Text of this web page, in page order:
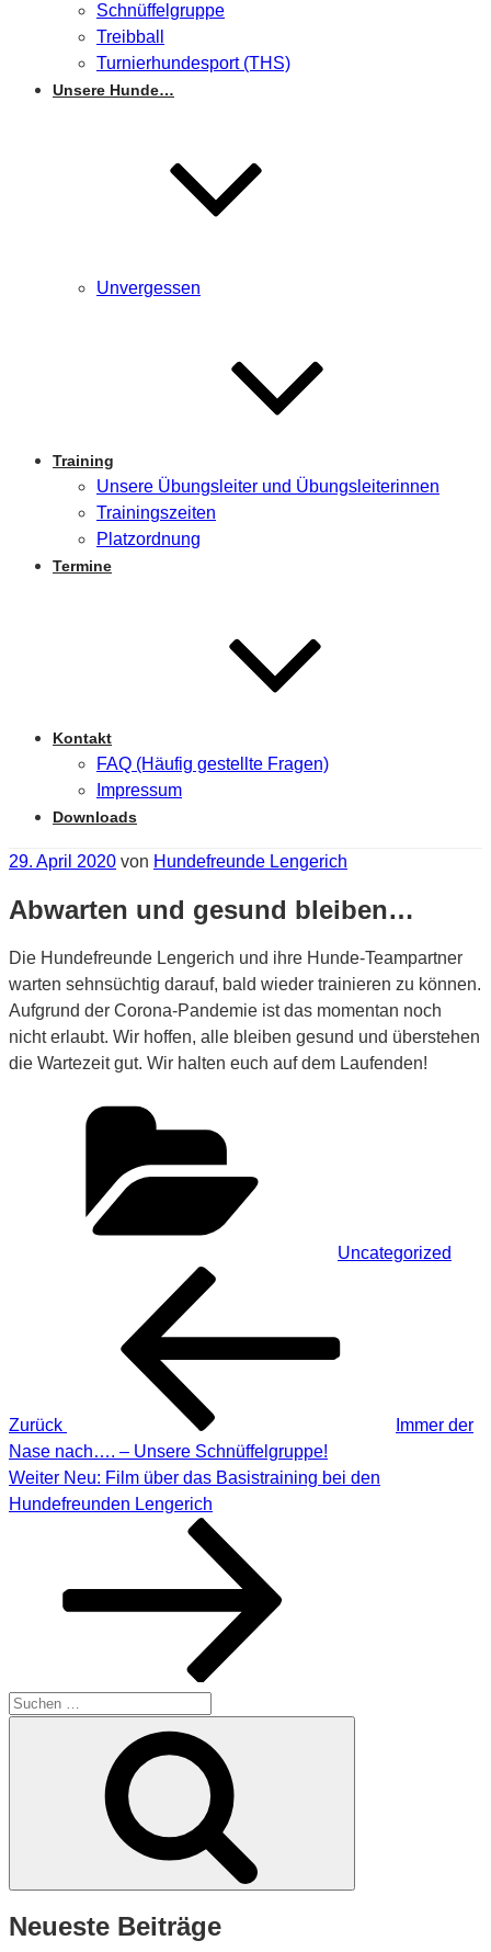
Schnüffelgruppe
Treibball
Turnierhundesport (THS)
Unsere Hunde…
Unvergessen
Training
Unsere Übungsleiter und Übungsleiterinnen
Trainingszeiten
Platzordnung
Termine
Kontakt
FAQ (Häufig gestellte Fragen)
Impressum
Downloads
Veröffentlicht
29. April 2020 von Hundefreunde Lengerich
Abwarten und gesund bleiben…
Die Hundefreunde Lengerich und ihre Hunde-Teampartner
warten sehnsüchtig darauf, bald wieder trainieren zu können.
Aufgrund der Corona-Pandemie ist das momentan noch
nicht erlaubt. Wir hoffen, alle bleiben gesund und überstehen
die Wartezeit gut. Wir halten euch auf dem Laufenden!
Uncategorized
Beitragsnavigation
Zurück
Immer der
Nase nach…. – Unsere Schnüffelgruppe!
Nächster
Beitrag
Weiter Neu: Film über das Basistraining bei den
Hundefreunden Lengerich
Suchen
Neueste Beiträge